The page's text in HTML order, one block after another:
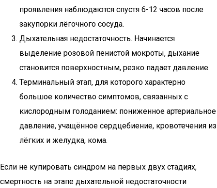
проявления наблюдаются спустя 6-12 часов после
закупорки лёгочного сосуда.
Дыхательная недостаточность. Начинается
выделение розовой пенистой мокроты, дыхание
становится поверхностным, резко падает давление.
Терминальный этап, для которого характерно
большое количество симптомов, связанных с
кислородным голоданием: пониженное артериальное
давление, учащённое сердцебиение, кровотечения из
лёгких и желудка, кома.
Если не купировать синдром на первых двух стадиях,
смертность на этапе дыхательной недостаточности